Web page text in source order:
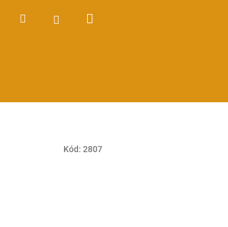
Hledat Přihlášení
Kód: 2807